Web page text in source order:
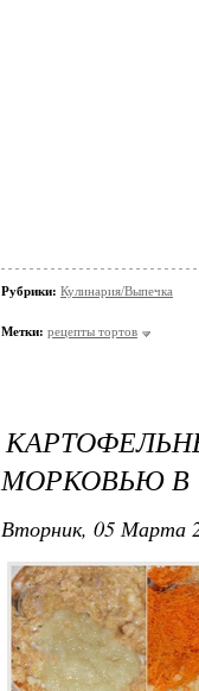
Рубрики: Кулинария/Выпечка
Метки: рецепты тортов
МОРКОВЬЮ В
Вторник, 05 Марта